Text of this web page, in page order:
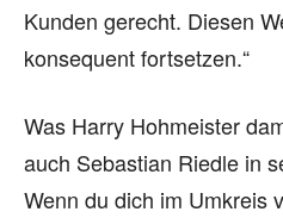
Kunden gerecht. Diesen
konsequent fortsetzen.“
Was Harry Hohmeister
auch Sebastian Riedle in
Wenn du dich im Umkreis